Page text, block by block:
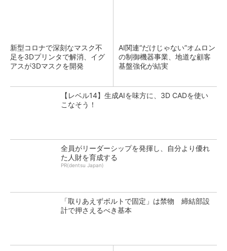
新型コロナで深刻なマスク不
足を3Dプリンタで解消、イグ
アスが3Dマスクを開発
AI関連“だけじゃない”オムロン
の制御機器事業、地道な顧客
基盤強化が結実
【レベル14】生成AIを味方に、3D CADを使い
こなそう！
全員がリーダーシップを発揮し、自分より優れ
た人財を育成する
PR(dentsu Japan)
「取りあえずボルトで固定」は禁物 締結部設
計で押さえるべき基本